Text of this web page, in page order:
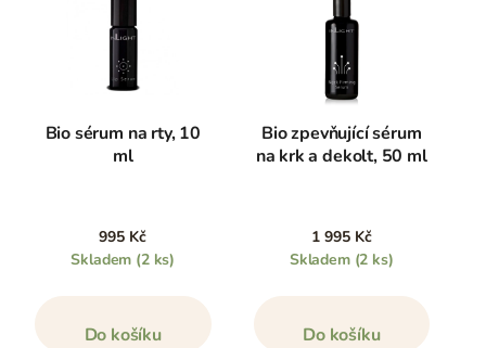
Bio sérum na rty, 10
ml
995 Kč
Skladem (2 ks)
Do košíku
Bio zpevňující sérum
na krk a dekolt, 50 ml
1 995 Kč
Skladem (2 ks)
Do košíku